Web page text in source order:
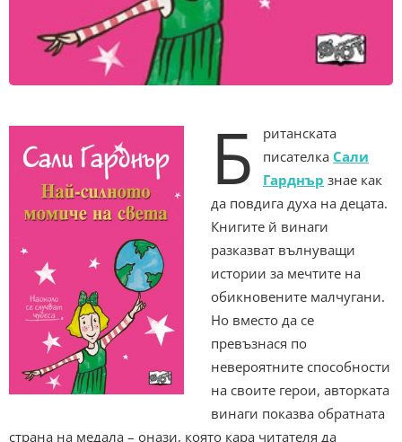
Б
ританската
писателка Сали
Гарднър знае как
да повдига духа на децата.
Книгите й винаги
разказват вълнуващи
истории за мечтите на
обикновените малчугани.
Но вместо да се
превъзнася по
невероятните способности
на своите герои, авторката
винаги показва обратната
страна на медала – онази, която кара читателя да